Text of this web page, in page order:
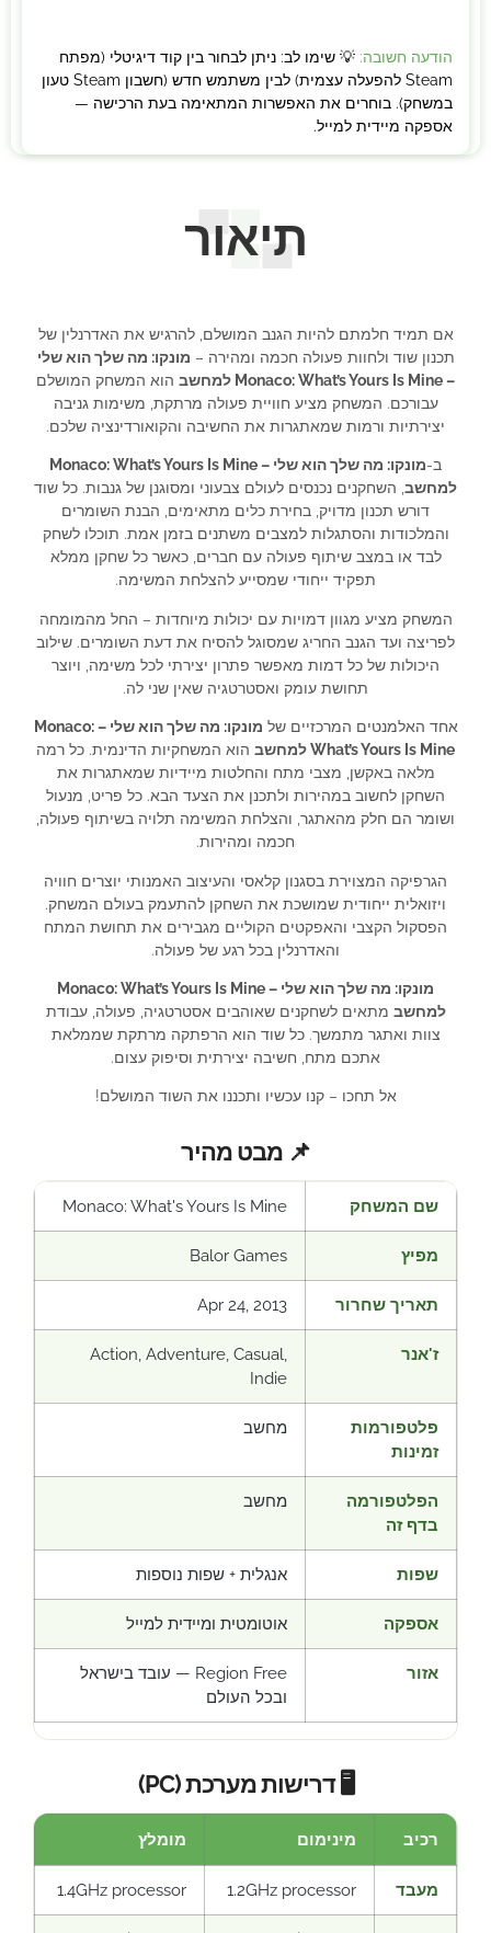
הודעה חשובה: 💡 שימו לב: ניתן לבחור בין קוד דיגיטלי (מפתח
Steam להפעלה עצמית) לבין משתמש חדש (חשבון Steam טעון
במשחק). בוחרים את האפשרות המתאימה בעת הרכישה —
אספקה מיידית למייל.
תיאור
אם תמיד חלמתם להיות הגנב המושלם, להרגיש את האדרנלין של
תכנון שוד ולחוות פעולה חכמה ומהירה – מונקו: מה שלך הוא שלי
– Monaco: What’s Yours Is Mine למחשב
הוא המשחק המושלם
עבורכם. המשחק מציע חוויית פעולה מרתקת, משימות גניבה
יצירתיות ורמות שמאתגרות את החשיבה והקואורדינציה שלכם.
ב-
מונקו: מה שלך הוא שלי – Monaco: What’s Yours Is Mine
למחשב, השחקנים נכנסים לעולם צבעוני ומסוגנן של גנבות. כל שוד
דורש תכנון מדויק, בחירת כלים מתאימים, הבנת השומרים
והמלכודות והסתגלות למצבים משתנים בזמן אמת. תוכלו לשחק
לבד או במצב שיתוף פעולה עם חברים, כאשר כל שחקן ממלא
תפקיד ייחודי שמסייע להצלחת המשימה.
המשחק מציע מגוון דמויות עם יכולות מיוחדות – החל מהמומחה
לפריצה ועד הגנב החריג שמסוגל להסיח את דעת השומרים. שילוב
היכולות של כל דמות מאפשר פתרון יצירתי לכל משימה, ויוצר
תחושת עומק ואסטרטגיה שאין שני לה.
אחד האלמנטים המרכזיים של
מונקו: מה שלך הוא שלי – Monaco:
What’s Yours Is Mine למחשב
הוא המשחקיות הדינמית. כל רמה
מלאה באקשן, מצבי מתח והחלטות מיידיות שמאתגרות את
השחקן לחשוב במהירות ולתכנן את הצעד הבא. כל פריט, מנעול
ושומר הם חלק מהאתגר, והצלחת המשימה תלויה בשיתוף פעולה,
חכמה ומהירות.
הגרפיקה המצוירת בסגנון קלאסי והעיצוב האמנותי יוצרים חוויה
ויזואלית ייחודית שמושכת את השחקן להתעמק בעולם המשחק.
הפסקול הקצבי והאפקטים הקוליים מגבירים את תחושת המתח
והאדרנלין בכל רגע של פעולה.
מונקו: מה שלך הוא שלי – Monaco: What’s Yours Is Mine
למחשב מתאים לשחקנים שאוהבים אסטרטגיה, פעולה, עבודת
צוות ואתגר מתמשך. כל שוד הוא הרפתקה מרתקת שממלאת
אתכם מתח, חשיבה יצירתית וסיפוק עצום.
אל תחכו – קנו עכשיו ותכננו את השוד המושלם!
📌 מבט מהיר
שם המשחק Monaco: What's Yours Is Mine
מפיץ Balor Games
תאריך שחרור Apr 24, 2013
ז'אנר
Action, Adventure, Casual,
Indie
פלטפורמות
זמינות
מחשב
הפלטפורמה
בדף זה
מחשב
שפות אנגלית + שפות נוספות
אספקה אוטומטית ומיידית למייל
אזור
Region Free — עובד בישראל
ובכל העולם
🖥️ דרישות מערכת (PC)
רכיב מינימום מומלץ
מעבד 1.2GHz processor
1.4GHz processor